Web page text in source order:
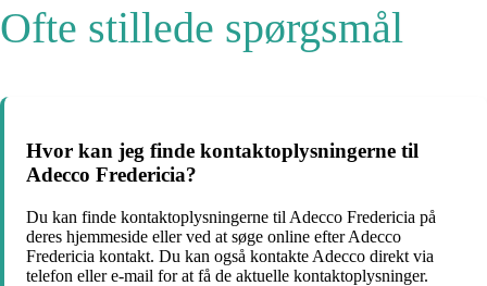
Ofte stillede spørgsmål
Hvor kan jeg finde kontaktoplysningerne til
Adecco Fredericia?
Du kan finde kontaktoplysningerne til Adecco Fredericia på
deres hjemmeside eller ved at søge online efter Adecco
Fredericia kontakt. Du kan også kontakte Adecco direkt via
telefon eller e-mail for at få de aktuelle kontaktoplysninger.